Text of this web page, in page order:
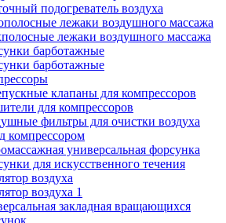
подогреватель воздуха
лежаки воздушного массажа
лежаки воздушного массажа
барботажные
барботажные
клапаны для компрессоров
для компрессоров
фильтры для очистки воздуха
компрессором
универсальная форсунка
для искусственного течения
воздуха
воздуха 1
закладная вращающихся